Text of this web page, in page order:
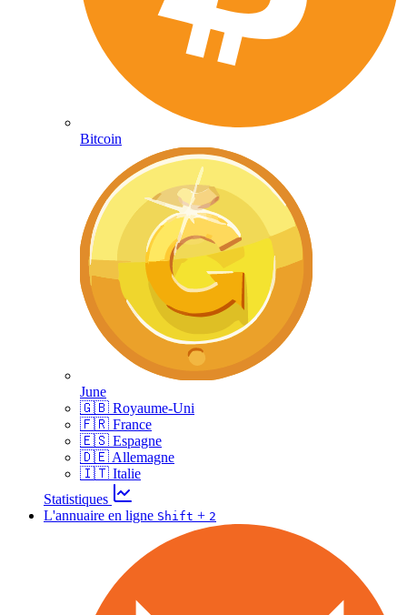
Bitcoin
June
🇬🇧 Royaume-Uni
🇫🇷 France
🇪🇸 Espagne
🇩🇪 Allemagne
🇮🇹 Italie
Statistiques
L'annuaire en ligne Shift + 2